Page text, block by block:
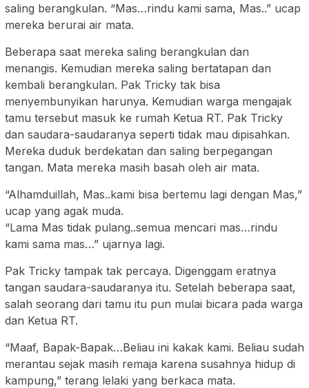
saling berangkulan. “Mas…rindu kami sama, Mas..” ucap
mereka berurai air mata.
Beberapa saat mereka saling berangkulan dan
menangis. Kemudian mereka saling bertatapan dan
kembali berangkulan. Pak Tricky tak bisa
menyembunyikan harunya. Kemudian warga mengajak
tamu tersebut masuk ke rumah Ketua RT. Pak Tricky
dan saudara-saudaranya seperti tidak mau dipisahkan.
Mereka duduk berdekatan dan saling berpegangan
tangan. Mata mereka masih basah oleh air mata.
“Alhamduillah, Mas..kami bisa bertemu lagi dengan Mas,”
ucap yang agak muda.
“Lama Mas tidak pulang..semua mencari mas…rindu
kami sama mas…” ujarnya lagi.
Pak Tricky tampak tak percaya. Digenggam eratnya
tangan saudara-saudaranya itu. Setelah beberapa saat,
salah seorang dari tamu itu pun mulai bicara pada warga
dan Ketua RT.
“Maaf, Bapak-Bapak…Beliau ini kakak kami. Beliau sudah
merantau sejak masih remaja karena susahnya hidup di
kampung,” terang lelaki yang berkaca mata.